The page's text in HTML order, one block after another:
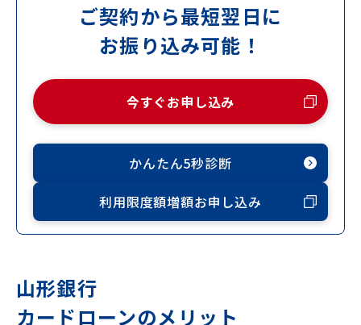
ご契約から最短翌日に
お振り込み可能！
今すぐお申し込み
かんたん5秒診断
利用限度額増額お申し込み
山形銀行
カードローンのメリット